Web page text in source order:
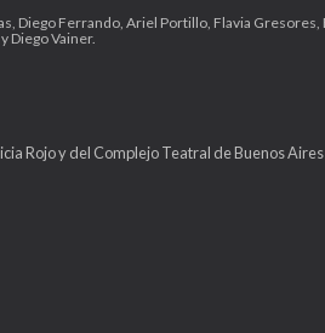
Diego Ferrando, Ariel Portillo, Flavia
Diego Vainer.
Rojo y del Complejo Teatral de Buenos Aires